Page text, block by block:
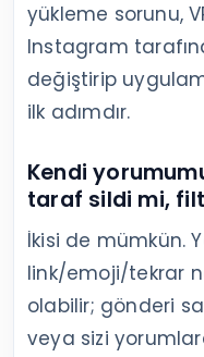
yükleme sorunu,
Instagram
değiştirip
ilk adımdır.
Kendi
taraf sildi mi,
İkisi de mümkün.
link/emoji/tekrar
olabilir; gönderi
veya sizi